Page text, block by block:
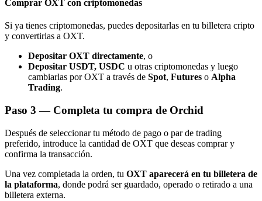
Invita a un amigo para recibir recompensas en efectivo
Deposit CASHCAT & Win
Comprar OXT con criptomonedas
Si ya tienes criptomonedas, puedes depositarlas en tu billetera cripto
y convertirlas a OXT.
Depositar OXT directamente, o
Depositar USDT, USDC u otras criptomonedas y luego
cambiarlas por OXT a través de Spot, Futures o Alpha
Trading.
Paso 3 — Completa tu compra de Orchid
Después de seleccionar tu método de pago o par de trading
preferido, introduce la cantidad de OXT que deseas comprar y
confirma la transacción.
Una vez completada la orden, tu OXT aparecerá en tu billetera de
la plataforma, donde podrá ser guardado, operado o retirado a una
billetera externa.